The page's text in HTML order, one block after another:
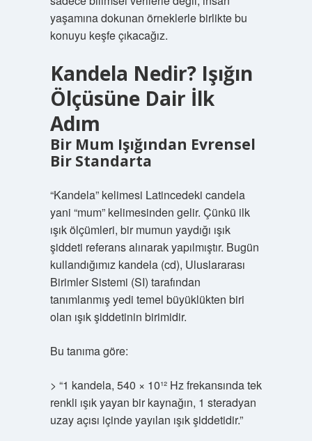
yaşamına dokunan örneklerle birlikte bu
konuyu keşfe çıkacağız.
Kandela Nedir? Işığın
Ölçüsüne Dair İlk
Adım
Bir Mum Işığından Evrensel
Bir Standarta
“Kandela” kelimesi Latincedeki candela
yani “mum” kelimesinden gelir. Çünkü ilk
ışık ölçümleri, bir mumun yaydığı ışık
şiddeti referans alınarak yapılmıştır. Bugün
kullandığımız kandela (cd), Uluslararası
Birimler Sistemi (SI) tarafından
tanımlanmış yedi temel büyüklükten biri
olan ışık şiddetinin birimidir.
Bu tanıma göre:
> “1 kandela, 540 × 10¹² Hz frekansında tek
renkli ışık yayan bir kaynağın, 1 steradyan
uzay açısı içinde yayılan ışık şiddetidir.”